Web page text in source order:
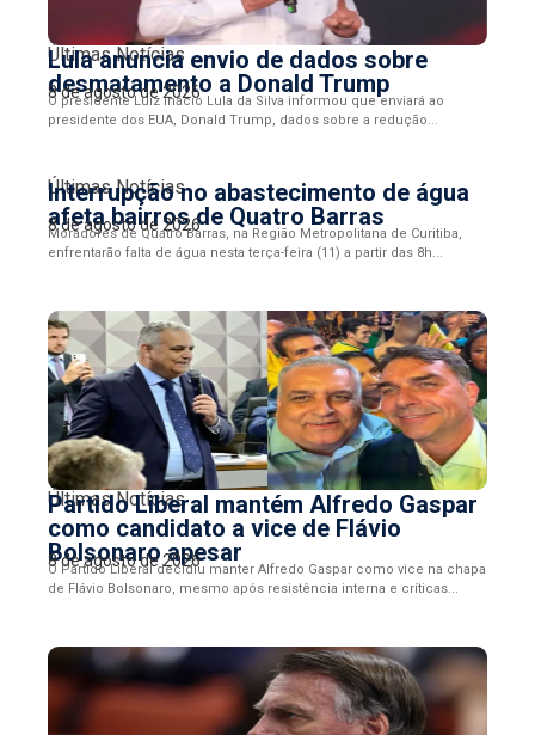
Últimas Notícias
Lula anuncia envio de dados sobre
desmatamento a Donald Trump
8 de agosto de 2026
O presidente Luiz Inácio Lula da Silva informou que enviará ao
presidente dos EUA, Donald Trump, dados sobre a redução...
Últimas Notícias
Interrupção no abastecimento de água
afeta bairros de Quatro Barras
8 de agosto de 2026
Moradores de Quatro Barras, na Região Metropolitana de Curitiba,
enfrentarão falta de água nesta terça-feira (11) a partir das 8h...
Últimas Notícias
Partido Liberal mantém Alfredo Gaspar
como candidato a vice de Flávio
Bolsonaro apesar
8 de agosto de 2026
O Partido Liberal decidiu manter Alfredo Gaspar como vice na chapa
de Flávio Bolsonaro, mesmo após resistência interna e críticas...